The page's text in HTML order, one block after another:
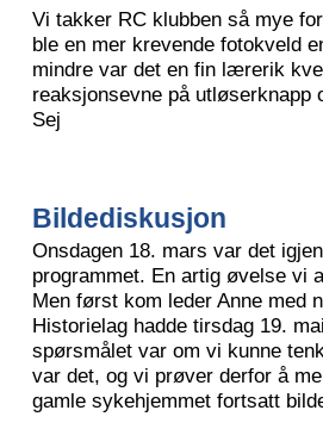
Vi takker RC klubben så mye
ble en mer krevende fotokveld
mindre var det en fin lærerik
reaksjonsevne på utløserknapp
Sej
Bildediskusjon
Onsdagen 18. mars var det
programmet. En artig øvelse vi
Men først kom leder Anne med
Historielag hadde tirsdag 19.
spørsmålet var om vi kunne
var det, og vi prøver derfor å
gamle sykehjemmet fortsatt